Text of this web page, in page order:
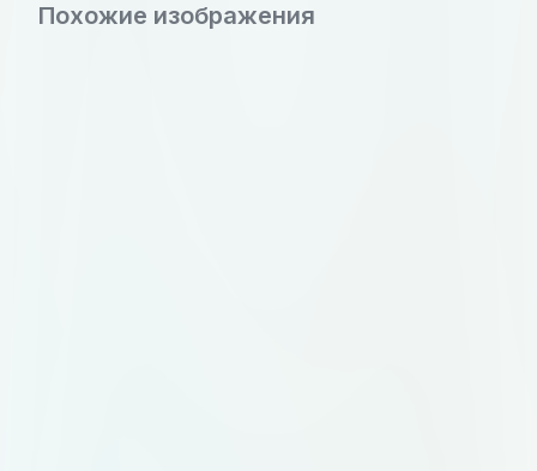
Похожие изображения